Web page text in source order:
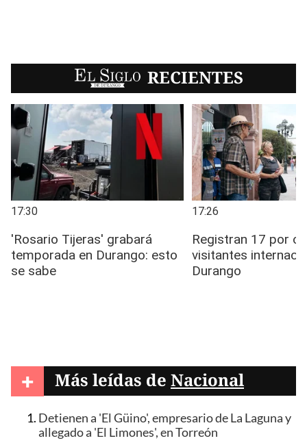
EL SIGLO RECIENTES
+ Más leídas de Nacional
Detienen a 'El Güino', empresario de La Laguna y
allegado a 'El Limones', en Torreón